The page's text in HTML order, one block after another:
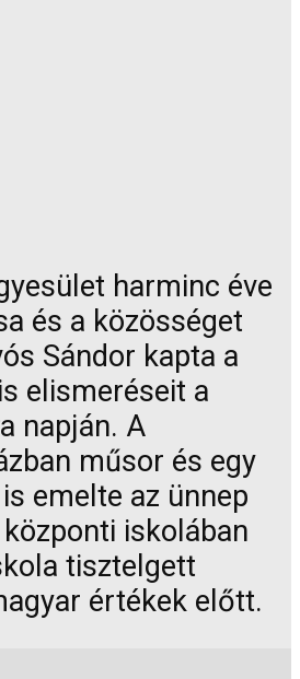
harminc éve
és a közösséget
Sándor kapta a
elismeréseit a
napján. A
műsor és egy
emelte az ünnep
iskolában
tisztelgett
értékek előtt.